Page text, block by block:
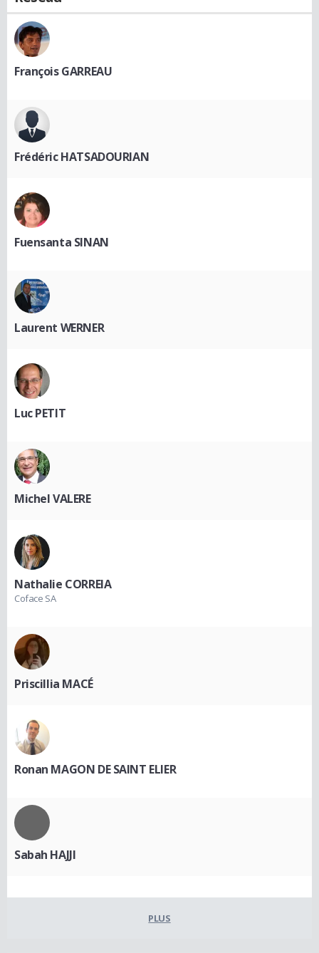
François GARREAU
Frédéric HATSADOURIAN
Fuensanta SINAN
Laurent WERNER
Luc PETIT
Michel VALERE
Nathalie CORREIA
Coface SA
Priscillia MACÉ
Ronan MAGON DE SAINT ELIER
Sabah HAJJI
PLUS